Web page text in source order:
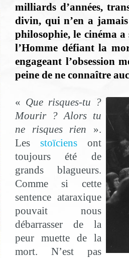
milliards d’années,
divin, qui n’en a
philosophie, le cinéma
l’Homme défiant la
engageant l’obsession
peine de ne connaître
« Que risques-tu ?
Mourir ? Alors tu
ne risques rien ».
Les stoïciensont
toujours été de
grands blagueurs.
Comme si cette
sentence ataraxique
pouvait nous
débarrasser de la
peur muette de la
mort. N’est pas